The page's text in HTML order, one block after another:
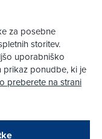
Zapri
za posebne
storitev.
uporabniško
prikaz ponudbe, ki je
preberete na strani